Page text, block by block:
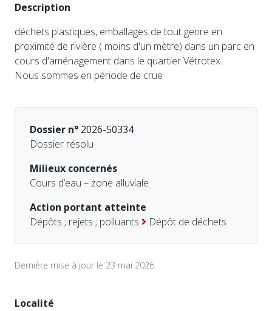
Description
déchets plastiques, emballages de tout genre en
proximité de rivière ( moins d'un mètre) dans un parc en
cours d'aménagement dans le quartier Vétrotex.
Nous sommes en période de crue
Dossier n° 2026-50334
Dossier résolu
Milieux concernés
Cours d’eau – zone alluviale
Action portant atteinte
Dépôts ; rejets ; polluants
Dépôt de déchets
Dernière mise à jour le 23 mai 2026
Localité